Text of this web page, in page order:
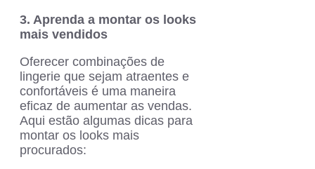
3. Aprenda a montar os looks
mais vendidos
Oferecer combinações de
lingerie que sejam atraentes e
confortáveis é uma maneira
eficaz de aumentar as vendas.
Aqui estão algumas dicas para
montar os looks mais
procurados: